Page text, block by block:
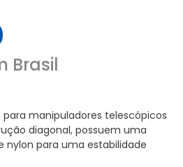
Brasil
para manipuladores telescópicos
diagonal, possuem uma
nylon para uma estabilidade